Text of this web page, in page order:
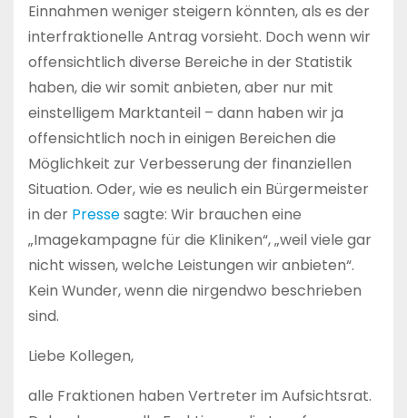
Einnahmen weniger steigern könnten, als es der
interfraktionelle Antrag vorsieht. Doch wenn wir
offensichtlich diverse Bereiche in der Statistik
haben, die wir somit anbieten, aber nur mit
einstelligem Marktanteil – dann haben wir ja
offensichtlich noch in einigen Bereichen die
Möglichkeit zur Verbesserung der finanziellen
Situation. Oder, wie es neulich ein Bürgermeister
in der Pressesagte: Wir brauchen eine
„Imagekampagne für die Kliniken“, „weil viele gar
nicht wissen, welche Leistungen wir anbieten“.
Kein Wunder, wenn die nirgendwo beschrieben
sind.
Liebe Kollegen,
alle Fraktionen haben Vertreter im Aufsichtsrat.